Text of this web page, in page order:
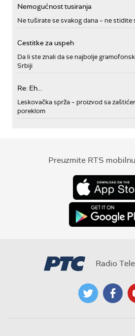
Nemogućnost tusiranja
Ne tuširate se svakog dana – ne stidite
Cestitke za uspeh
Da li ste znali da se najbolje
Srbiji
Re: Eh...
Leskovačka sprža – proizvod sa
poreklom
Preuzmite RTS
Radio